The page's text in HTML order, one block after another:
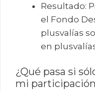
Resultado:
el Fondo
plusvalías
en plusvalías
¿Qué pasa si
mi